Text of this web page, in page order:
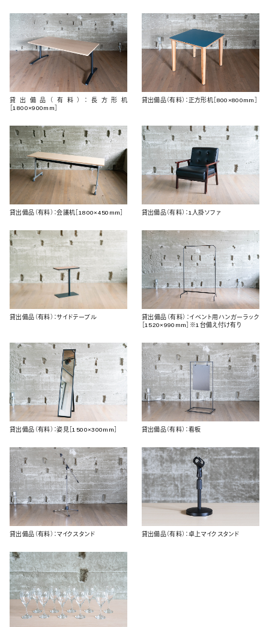
貸出備品（有料）：長方形机
［1800×900mm］
貸出備品（有料）：正方形机［800×800mm］
貸出備品（有料）：会議机［1800×450mm］ 貸出備品（有料）：1人掛ソファ
貸出備品（有料）：サイドテーブル
貸出備品（有料）：イベント用ハンガーラック
［1520×990mm］※1台備え付け有り
貸出備品（有料）：姿見［1500×300mm］ 貸出備品（有料）：看板
貸出備品（有料）：マイクスタンド 貸出備品（有料）：卓上マイクスタンド